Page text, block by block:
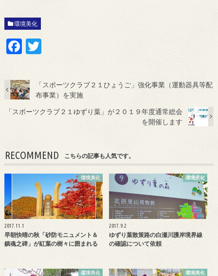
環境美化
F
e
b
o
T
itt
er
「スポーツクラブ２１ひょうご」強化事業（運動器具等配
布事業）を実施
「スポーツクラブ２１ゆずり葉」が２０１９年度通常総会
を開催します
RECOMMEND こちらの記事も人気です。
環境美化
2017.11.1
早朝快晴の秋「砂防モニュメント＆
鎮魂之碑」が紅葉の樹々に囲まれる
環境美化
2017.9.2
ゆずり葉散策路の白瀬川護岸境界線
の確認について依頼
環境美化 環境美化